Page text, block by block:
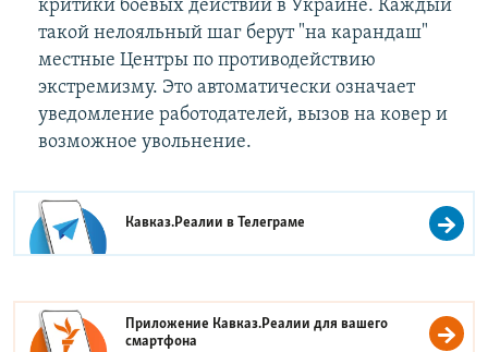
критики боевых действий в Украине. Каждый
такой нелояльный шаг берут "на карандаш"
местные Центры по противодействию
экстремизму. Это автоматически означает
уведомление работодателей, вызов на ковер и
возможное увольнение.
Кавказ.Реалии вТелеграме
Приложение Кавказ.Реалии для вашего
смартфона